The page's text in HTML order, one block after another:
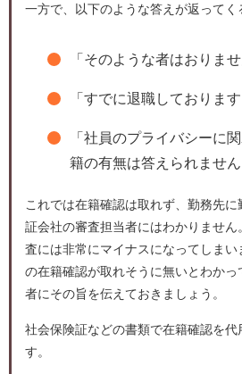
一方で、以下のような答えが返ってく
「そのような者はおりませ
「すでに退職しております
「社員のプライバシーに
籍の有無は答えられません
これでは在籍確認は取れず、勤務先
証会社の審査担当者にはわかりませ
査には非常にマイナスになってしま
の在籍確認が取れそうに無いとわかっ
者にその旨を伝えておきましょう。
社会保険証などの書類で在籍確認を代
す。